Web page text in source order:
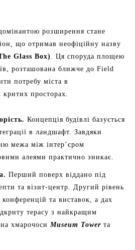
розширення стане
що отримав неофіційну назву
Glass Box)
. Ця споруда площею
розташована ближче до Field
потребу міста в
просторах.
Концепція будівлі базується
в ландшафт. Завдяки
межа між інтер’єром
алеями практично зникає.
Перший поверх віддано під
та візит-центр. Другий рівень
та виставок, а дах
терасу з найкращим
хмарочоси Museum Tower та